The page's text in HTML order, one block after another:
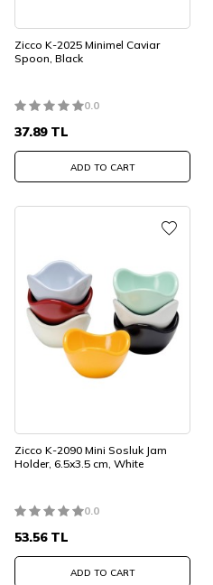
Zicco K-2025 Minimel Caviar
Spoon, Black
0.0
37.89TL
ADD TO CART
Zicco K-2090 Mini Sosluk Jam
Holder, 6.5x3.5 cm, White
0.0
53.56TL
ADD TO CART